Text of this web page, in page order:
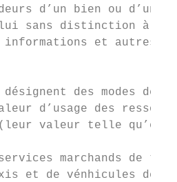
d’un bien ou d’un
sans distinction à
informations et autres
des modes de
d’usage des
(leur valeur telle
marchands de
et de vénhicules de